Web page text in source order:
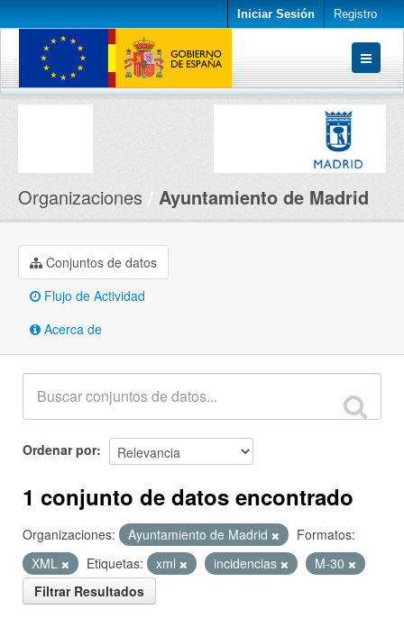
Iniciar Sesión Registro
Conjuntos de datos
Organizaciones Ayuntamiento de Madrid
Conjuntos de datos
Flujo de Actividad
Acerca de
Ordenar por
1 conjunto de datos encontrado
Organizaciones: Ayuntamiento de Madrid
Formatos:
XML
Etiquetas: xml incidencias
M-30
Filtrar Resultados